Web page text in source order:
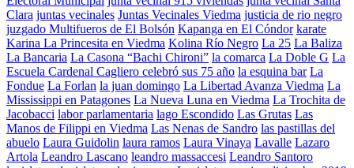
Clara juntas vecinales Juntas Vecinales Viedma justicia de rio negro
juzgado Multifueros de El Bolsón Kapanga en El Cóndor karate
Karina La Princesita en Viedma Kolina Río Negro La 25 La Baliza
La Bancaria La Casona “Bachi Chironi” la comarca La Doble G La
Escuela Cardenal Cagliero celebró sus 75 año la esquina bar La
Fondue La Forlan la juan domingo La Libertad Avanza Viedma La
Mississippi en Patagones La Nueva Luna en Viedma La Trochita de
Jacobacci labor parlamentaria lago Escondido Las Grutas Las
Manos de Filippi en Viedma Las Nenas de Sandro las pastillas del
abuelo Laura Guidolin laura ramos Laura Vinaya Lavalle Lazaro
Artola Leandro Lascano leandro massaccesi Leandro Santoro